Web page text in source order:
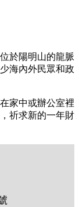
於陽明山的龍脈
海內外民眾和政
家中或辦公室裡
祈求新的一年財